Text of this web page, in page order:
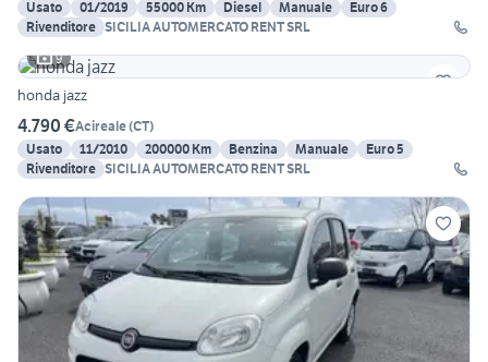
Usato
01/2019 55000 Km Diesel Manuale
Euro 6
Rivenditore SICILIA AUTOMERCATO RENT SRL
9
honda jazz
4.790 €Acireale(CT)
Usato
11/2010 200000 Km Benzina Manuale
Euro 5
Rivenditore SICILIA AUTOMERCATO RENT SRL